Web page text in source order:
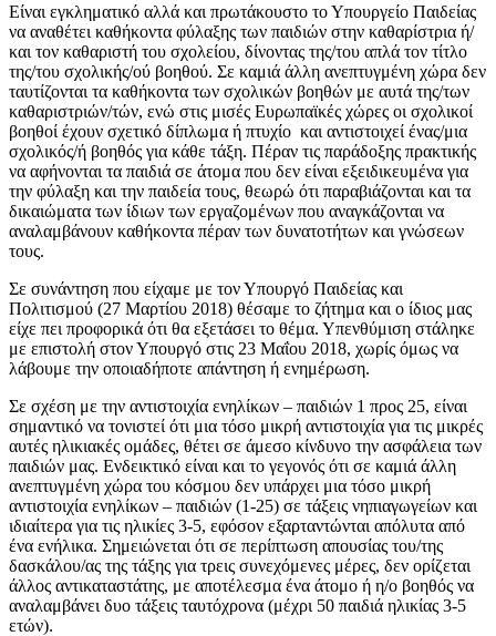
Είναι εγκληματικό αλλά και πρωτάκουστο το Υπουργείο Παιδείας
να αναθέτει καθήκοντα φύλαξης των παιδιών στην καθαρίστρια ή/
και τον καθαριστή του σχολείου, δίνοντας της/του απλά τον τίτλο
της/του σχολικής/ού βοηθού. Σε καμιά άλλη ανεπτυγμένη χώρα δεν
ταυτίζονται τα καθήκοντα των σχολικών βοηθών με αυτά της/των
καθαριστριών/τών, ενώ στις μισές Ευρωπαϊκές χώρες οι σχολικοί
βοηθοί έχουν σχετικό δίπλωμα ή πτυχίο και αντιστοιχεί ένας/μια
σχολικός/ή βοηθός για κάθε τάξη. Πέραν τις παράδοξης πρακτικής
να αφήνονται τα παιδιά σε άτομα που δεν είναι εξειδικευμένα για
την φύλαξη και την παιδεία τους, θεωρώ ότι παραβιάζονται και τα
δικαιώματα των ίδιων των εργαζομένων που αναγκάζονται να
αναλαμβάνουν καθήκοντα πέραν των δυνατοτήτων και γνώσεων
τους.
Σε συνάντηση που είχαμε με τον Υπουργό Παιδείας και
Πολιτισμού (27 Μαρτίου 2018) θέσαμε το ζήτημα και ο ίδιος μας
είχε πει προφορικά ότι θα εξετάσει το θέμα. Υπενθύμιση στάληκε
με επιστολή στον Υπουργό στις 23 Μαΐου 2018, χωρίς όμως να
λάβουμε την οποιαδήποτε απάντηση ή ενημέρωση.
Σε σχέση με την αντιστοιχία ενηλίκων – παιδιών 1 προς 25, είναι
σημαντικό να τονιστεί ότι μια τόσο μικρή αντιστοιχία για τις μικρές
αυτές ηλικιακές ομάδες, θέτει σε άμεσο κίνδυνο την ασφάλεια των
παιδιών μας. Ενδεικτικό είναι και το γεγονός ότι σε καμιά άλλη
ανεπτυγμένη χώρα του κόσμου δεν υπάρχει μια τόσο μικρή
αντιστοιχία ενηλίκων – παιδιών (1-25) σε τάξεις νηπιαγωγείων και
ιδιαίτερα για τις ηλικίες 3-5, εφόσον εξαρταντώνται απόλυτα από
ένα ενήλικα. Σημειώνεται ότι σε περίπτωση απουσίας του/της
δασκάλου/ας της τάξης για τρεις συνεχόμενες μέρες, δεν ορίζεται
άλλος αντικαταστάτης, με αποτέλεσμα ένα άτομο ή η/ο βοηθός να
αναλαμβάνει δυο τάξεις ταυτόχρονα (μέχρι 50 παιδιά ηλικίας 3-5
ετών).